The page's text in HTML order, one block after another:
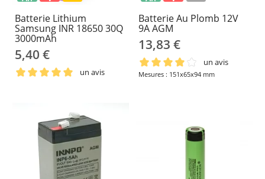
Batterie Lithium
Samsung INR 18650 30Q
3000mAh
5,40 €
un avis
Batterie Au Plomb 12V
9A AGM
13,83 €
un avis
Mesures : 151x65x94 mm